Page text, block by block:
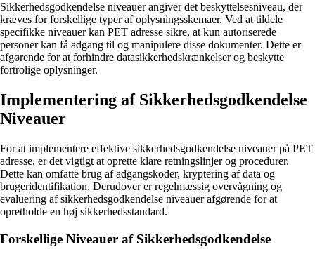
Sikkerhedsgodkendelse niveauer angiver det beskyttelsesniveau, der
kræves for forskellige typer af oplysningsskemaer. Ved at tildele
specifikke niveauer kan PET adresse sikre, at kun autoriserede
personer kan få adgang til og manipulere disse dokumenter. Dette er
afgørende for at forhindre datasikkerhedskrænkelser og beskytte
fortrolige oplysninger.
Implementering af Sikkerhedsgodkendelse
Niveauer
For at implementere effektive sikkerhedsgodkendelse niveauer på PET
adresse, er det vigtigt at oprette klare retningslinjer og procedurer.
Dette kan omfatte brug af adgangskoder, kryptering af data og
brugeridentifikation. Derudover er regelmæssig overvågning og
evaluering af sikkerhedsgodkendelse niveauer afgørende for at
opretholde en høj sikkerhedsstandard.
Forskellige Niveauer af Sikkerhedsgodkendelse